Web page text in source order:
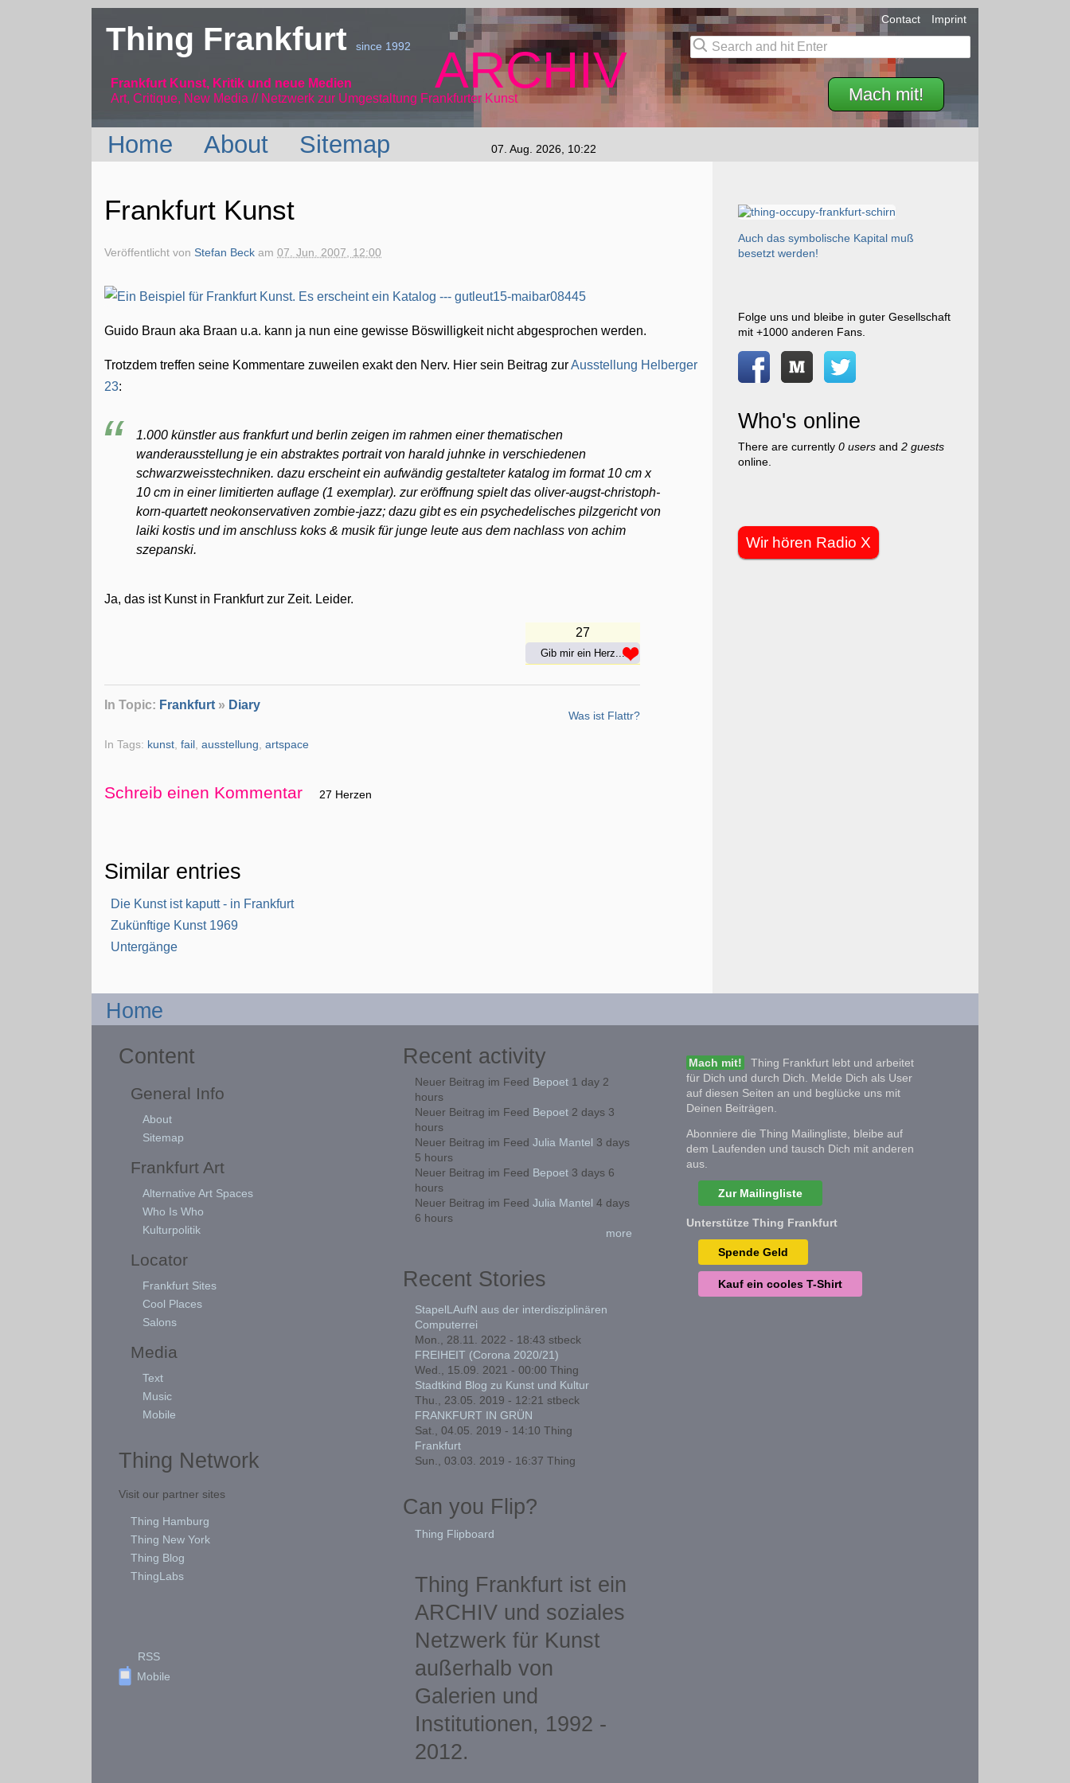
Thing Frankfurtsince 1992
Frankfurt Kunst, Kritik und neue Medien
Art, Critique, New Media // Netzwerk
ARCHIV
zur Umgestaltung Frankfurter Kunst Mach mit!
Contact Imprint
Home About Sitemap 07. Aug. 2026, 10:22
Frankfurt Kunst
Veröffentlicht vonStefan Beck am07. Jun. 2007, 12:00
Guido Braun aka Braan u.a. kann ja nun eine gewisse Böswilligkeit nicht abgesprochen werden.
Trotzdem treffen seine Kommentare zuweilen exakt den Nerv. Hier sein Beitrag zurAusstellung Helberger
23:
1.000 künstler aus frankfurt und berlin zeigen im rahmen einer thematischen
wanderausstellung je ein abstraktes portrait von harald juhnke in verschiedenen
schwarzweisstechniken. dazu erscheint ein aufwändig gestalteter katalog im format 10 cm x
10 cm in einer limitierten auflage (1 exemplar). zur eröffnung spielt das oliver-augst-christoph-
korn-quartett neokonservativen zombie-jazz; dazu gibt es ein psychedelisches pilzgericht von
laiki kostis und im anschluss koks & musik für junge leute aus dem nachlass von achim
szepanski.
Ja, das ist Kunst in Frankfurt zur Zeit. Leider.
27
Gib mir ein Herz...
In Topic: Frankfurt » Diary
In Tags: kunst ,fail ,ausstellung ,artspace
Was ist Flattr?
Schreib einen Kommentar 27 Herzen
Similar entries
Die Kunst ist kaputt - in Frankfurt
Zukünftige Kunst 1969
Untergänge
Auch das symbolische Kapital muß
besetzt werden!
Folge uns und bleibe in guter Gesellschaft
mit +1000 anderen Fans.
Who's online
There are currently 0 usersand 2 guests
online.
Wir hören Radio X
Home
Content
General Info
About
Sitemap
Frankfurt Art
Alternative Art Spaces
Who Is Who
Kulturpolitik
Locator
Frankfurt Sites
Cool Places
Salons
Media
Text
Music
Mobile
Thing Network
Visit our partner sites
Thing Hamburg
Thing New York
Thing Blog
ThingLabs
RSS
Mobile
Recent activity
Neuer Beitrag im Feed Bepoet1 day 2
hours
Neuer Beitrag im Feed Bepoet2 days 3
hours
Neuer Beitrag im Feed Julia Mantel 3 days
5 hours
Neuer Beitrag im Feed Bepoet3 days 6
hours
Neuer Beitrag im Feed Julia Mantel 4 days
6 hours
more
Recent Stories
StapelLAufN aus der interdisziplinären
Computerrei
Mon., 28.11. 2022 - 18:43 stbeck
FREIHEIT (Corona 2020/21)
Wed., 15.09. 2021 - 00:00 Thing
Stadtkind Blog zu Kunst und Kultur
Thu., 23.05. 2019 - 12:21 stbeck
FRANKFURT IN GRÜN
Sat., 04.05. 2019 - 14:10 Thing
Frankfurt
Sun., 03.03. 2019 - 16:37 Thing
Can you Flip?
Thing Flipboard
Thing Frankfurt ist ein
ARCHIV und soziales
Netzwerk für Kunst
außerhalb von
Galerien und
Institutionen, 1992 -
2012.
Mach mit!
Thing Frankfurt lebt und arbeitet
für Dich und durch Dich. Melde Dich als User
auf diesen Seiten an und beglücke uns mit
Deinen Beiträgen.
Abonniere die Thing Mailingliste, bleibe auf
dem Laufenden und tausch Dich mit anderen
aus.
Zur Mailingliste
Unterstütze Thing Frankfurt
Spende Geld
Kauf ein cooles T-Shirt